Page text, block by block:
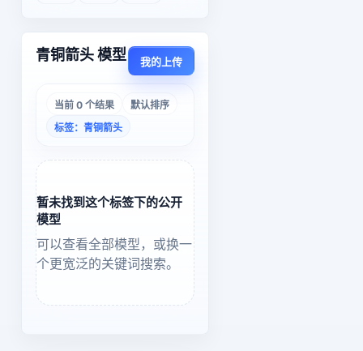
青铜箭头 模型 我的上传
当前 0 个结果
默认排序
标签：青铜箭头
暂未找到这个标签下的公开
模型
可以查看全部模型，或换一
个更宽泛的关键词搜索。